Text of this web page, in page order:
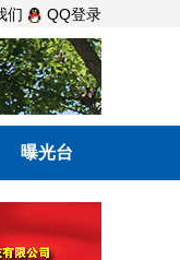
们 QQ登录
曝光台